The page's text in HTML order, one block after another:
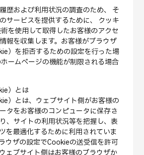
歴および利用状況の調査のため、 そ
サービスを提供するために、 クッキ
を使用して取得したお客様のアクセ
報を収集します。お客様がブラウザ
）を拒否するための設定を行った場
ームページの機能が制限される場合
）とは
）とは、ウェブサイト側がお客様の
タをお客様のコンピュータに保存さ
、サイトの利用状況等を把握し、表
を最適化するために利用されていま
ウザの設定でCookieの送受信を許可
ェブサイト側はお客様のブラウザか